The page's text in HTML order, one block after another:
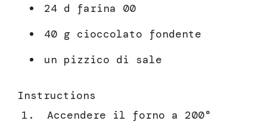
24 d farina 00
40 g cioccolato fondente
un pizzico di sale
Instructions
Accendere il forno a 200°